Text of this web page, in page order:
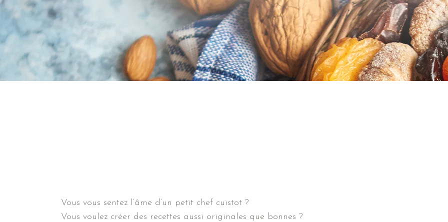
Vous vous sentez l’âme d’un petit chef cuistot ?
Vous voulez créer des recettes aussi originales que bonnes ?